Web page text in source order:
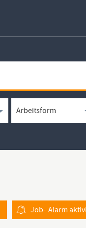
Job- Alarm